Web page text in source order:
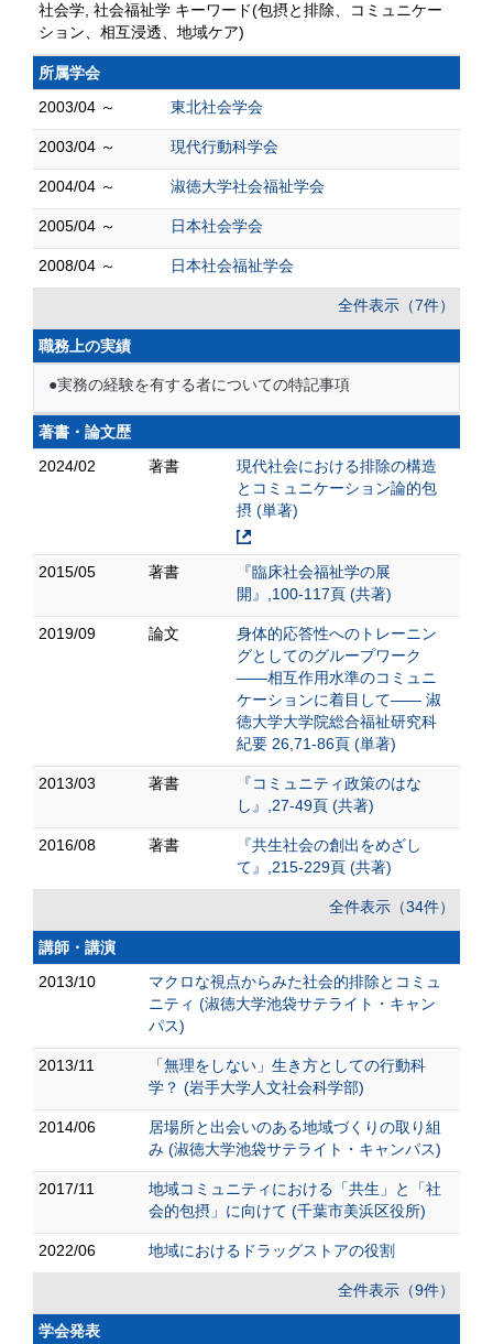
社会学, 社会福祉学 キーワード(包摂と排除、コミュニケー
ション、相互浸透、地域ケア)
所属学会
2003/04 ～
東北社会学会
2003/04 ～ 現代行動科学会
2004/04 ～ 淑徳大学社会福祉学会
2005/04 ～ 日本社会学会
2008/04 ～ 日本社会福祉学会
全件表示（7件）
職務上の実績
●実務の経験を有する者についての特記事項
著書・論文歴
2024/02
著書
現代社会における排除の構造
とコミュニケーション論的包
摂 (単著)
2015/05 著書
『臨床社会福祉学の展
開』,100-117頁 (共著)
2019/09 論文
身体的応答性へのトレーニン
グとしてのグループワーク
――相互作用水準のコミュニ
ケーションに着目して―― 淑
徳大学大学院総合福祉研究科
紀要 26,71-86頁 (単著)
2013/03 著書
『コミュニティ政策のはな
し』,27-49頁 (共著)
2016/08 著書
『共生社会の創出をめざし
て』,215-229頁 (共著)
全件表示（34件）
講師・講演
2013/10
マクロな視点からみた社会的排除とコミュ
ニティ (淑徳大学池袋サテライト・キャン
パス)
2013/11
「無理をしない」生き方としての行動科
学？ (岩手大学人文社会科学部)
2014/06
居場所と出会いのある地域づくりの取り組
み (淑徳大学池袋サテライト・キャンパス)
2017/11
地域コミュニティにおける「共生」と「社
会的包摂」に向けて (千葉市美浜区役所)
2022/06 地域におけるドラッグストアの役割
全件表示（9件）
学会発表